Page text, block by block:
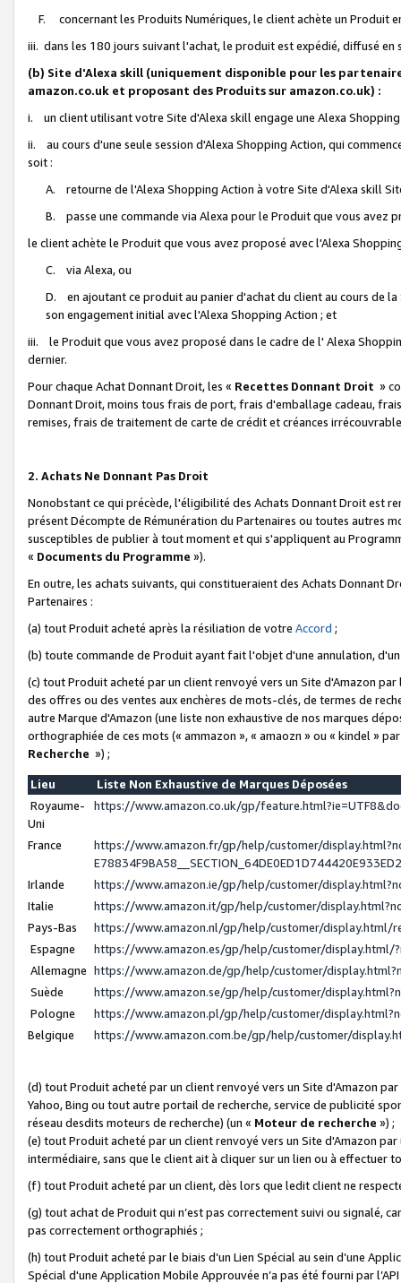
F. concernant les Produits Numériques, le client achète un Produit
iii. dans les 180 jours suivant l'achat, le produit est expédié, diffusé
(b) Site d'Alexa skill (uniquement disponible pour les
amazon.co.uk et proposant des Produits sur amazon.co.uk) :
i. un client utilisant votre Site d'Alexa skill engage une Alexa
ii. au cours d'une seule session d'Alexa Shopping Action, qui
soit :
A. retourne de l'Alexa Shopping Action à votre Site d'Alexa skill
B. passe une commande via Alexa pour le Produit que vous avez
le client achète le Produit que vous avez proposé avec l'Alexa
C. via Alexa, ou
D. en ajoutant ce produit au panier d'achat du client au cours de
son engagement initial avec l'Alexa Shopping Action ; et
iii. le Produit que vous avez proposé dans le cadre de l' Alexa
dernier.
Pour chaque Achat Donnant Droit, les « Recettes Donnant Droit »
Donnant Droit, moins tous frais de port, frais d'emballage cadeau,
remises, frais de traitement de carte de crédit et créances
2. Achats Ne Donnant Pas Droit
Nonobstant ce qui précède, l'éligibilité des Achats Donnant Droit est
présent Décompte de Rémunération du Partenaires ou toutes autres
susceptibles de publier à tout moment et qui s'appliquent au
« Documents du Programme »).
En outre, les achats suivants, qui constitueraient des Achats Donnant
Partenaires :
(a) tout Produit acheté après la résiliation de votre Accord ;
(b) toute commande de Produit ayant fait l'objet d'une annulation,
(c) tout Produit acheté par un client renvoyé vers un Site d'Amazon
des offres ou des ventes aux enchères de mots-clés, de termes de
autre Marque d'Amazon (une liste non exhaustive de nos marques
orthographiée de ces mots (« ammazon », « amaozn » ou « kindel »
Recherche ») ;
Lieu
Liste Non Exhaustive de Marques Déposées
Royaume-
Uni
https://www.amazon.co.uk/gp/
France
https://www.amazon.fr/gp/help/customer/
Irlande
https://www.amazon.ie/gp/help/customer/
Italie
https://www.amazon.it/gp/help/customer/
Pays-Bas
https://www.amazon.nl/gp/help/customer/display.html/
Espagne
https://www.amazon.es/gp/help/customer/display.html/
Allemagne https://www.amazon.de/gp/help/customer/
Suède
https://www.amazon.se/gp/help/customer/
Pologne
https://www.amazon.pl/gp/help/customer/
Belgique
https://www.amazon.com.be/gp/help/customer/
(d) tout Produit acheté par un client renvoyé vers un Site d'Amazon
Yahoo, Bing ou tout autre portail de recherche, service de publicité
réseau desdits moteurs de recherche) (un « Moteur de recherche ») ;
(e) tout Produit acheté par un client renvoyé vers un Site d'Amazon
intermédiaire, sans que le client ait à cliquer sur un lien ou à
(f) tout Produit acheté par un client, dès lors que ledit client ne
(g) tout achat de Produit qui n’est pas correctement suivi ou signalé,
pas correctement orthographiés ;
(h) tout Produit acheté par le biais d’un Lien Spécial au sein d’une
Spécial d'une Application Mobile Approuvée n’a pas été fourni par